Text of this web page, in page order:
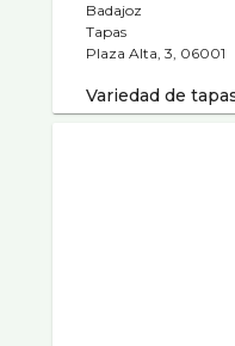
Badajoz
Tapas
Plaza Alta, 3, 06001
Variedad de